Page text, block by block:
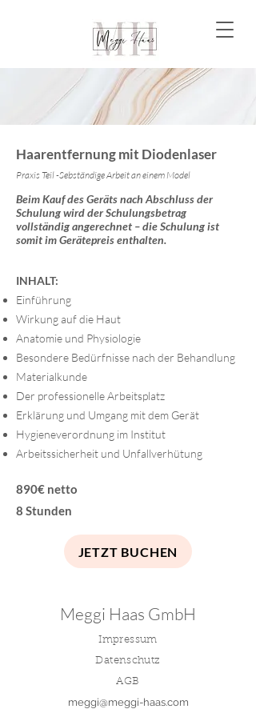
Haarentfernung mit Diodenlaser
Praxis Teil -Sebständige Arbeit an einem Model
Beim Kauf des Geräts nach Abschluss der
Schulung wird der Schulungsbetrag
vollständig angerechnet – die Schulung ist
somit im Gerätepreis enthalten.
INHALT:
Einführung
Wirkung auf die Haut
Anatomie und Physiologie
Besondere Bedürfnisse nach der Behandlung
Materialkunde
Der professionelle Arbeitsplatz
Erklärung und Umgang mit dem Gerät
Hygieneverordnung im Institut
Arbeitssicherheit und Unfallverhütung
890€ netto
8 Stunden
JETZT BUCHEN
Meggi Haas GmbH
Impressum
Datenschutz
AGB
meggi@meggi-haas.com